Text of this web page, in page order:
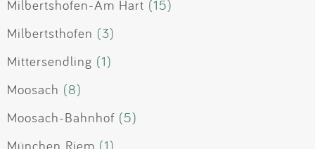
Milbertshofen-Am Hart (15)
Milbertsthofen (3)
Mittersendling (1)
Moosach (8)
Moosach-Bahnhof (5)
München Riem (1)